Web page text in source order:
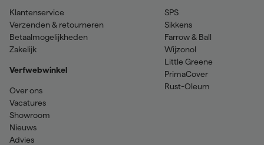
Klantenservice
Verzenden & retourneren
Betaalmogelijkheden
Zakelijk
Verfwebwinkel
Over ons
Vacatures
Showroom
Nieuws
Advies
SPS
Sikkens
Farrow & Ball
Wijzonol
Little Greene
PrimaCover
Rust-Oleum